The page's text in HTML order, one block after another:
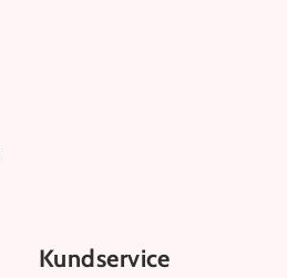
Kundservice